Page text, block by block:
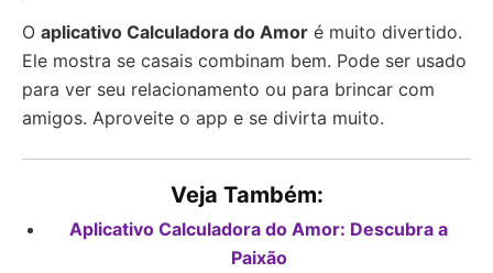
O aplicativo Calculadora do Amor é muito divertido.
Ele mostra se casais combinam bem. Pode ser usado
para ver seu relacionamento ou para brincar com
amigos. Aproveite o app e se divirta muito.
Veja Também:
Aplicativo Calculadora do Amor: Descubra a
Paixão